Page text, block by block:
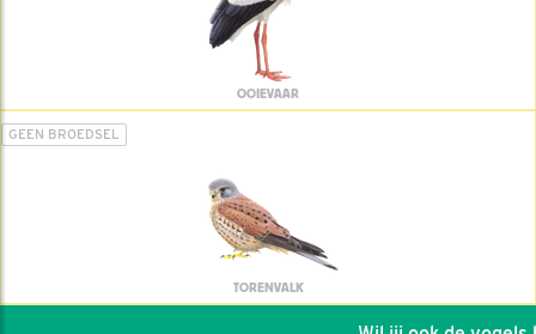
OOIEVAAR
GEEN BROEDSEL
TORENVALK